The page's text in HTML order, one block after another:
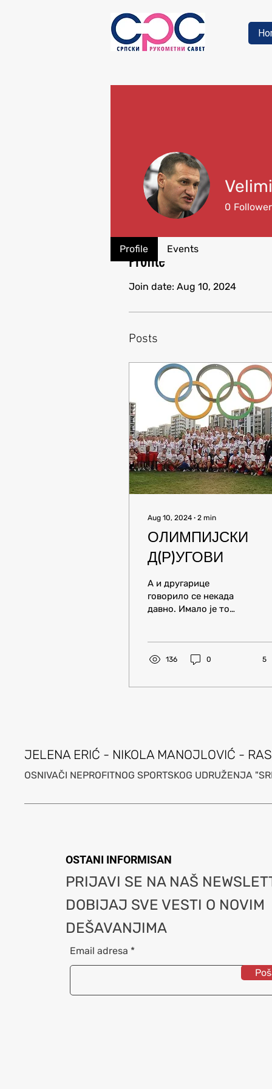
Profile
Join date: Aug 10, 2024
Posts
Aug 10, 2024 ∙ 2 min
ОЛИМПИЈСКИ
Д(Р)УГОВИ
А и другарице
говорило се некада
давно. Имало је то
нашем рукомету
136 0 5
0
Profile Events
JELENA ERIĆ - NIKOLA MANOJLOVIĆ -
OSNIVAČI NEPROFITNOG SPORTSKOG UDRUŽENJA
OSTANI INFORMISAN
PRIJAVI SE NA NAŠ
DOBIJAJ SVE VESTI O NOVIM
DEŠAVANJIMA
Email adresa